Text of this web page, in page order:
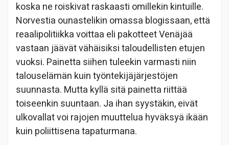
koska ne roiskivat raskaasti omillekin kintuille.
Norvestia ounastelikin omassa blogissaan, että
reaalipolitiikka voittaa eli pakotteet Venäjää
vastaan jäävät vähäisiksi taloudellisten etujen
vuoksi. Painetta siihen tuleekin varmasti niin
talouselämän kuin työntekijäjärjestöjen
suunnasta. Mutta kyllä sitä painetta riittää
toiseenkin suuntaan. Ja ihan syystäkin, eivät
ulkovallat voi rajojen muuttelua hyväksyä ikään
kuin poliittisena tapaturmana.